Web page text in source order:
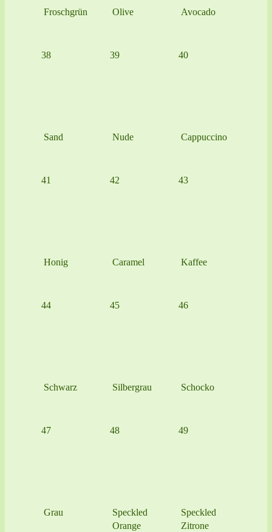
Froschgrün Olive Avocado
38
Sand
39
Nude
40
Cappuccino
41
Honig
42
Caramel
43
Kaffee
44
Schwarz
45
Silbergrau
46
Schocko
47
Grau
48
Speckled
Orange
49
Speckled
Zitrone